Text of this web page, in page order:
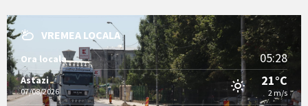
VREMEA LOCALA
Ora locala 05:28
Astazi
07/08/2026
21°C
2 m/s